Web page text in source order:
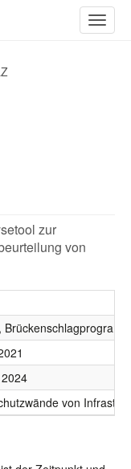
ein-/
zur
von
von